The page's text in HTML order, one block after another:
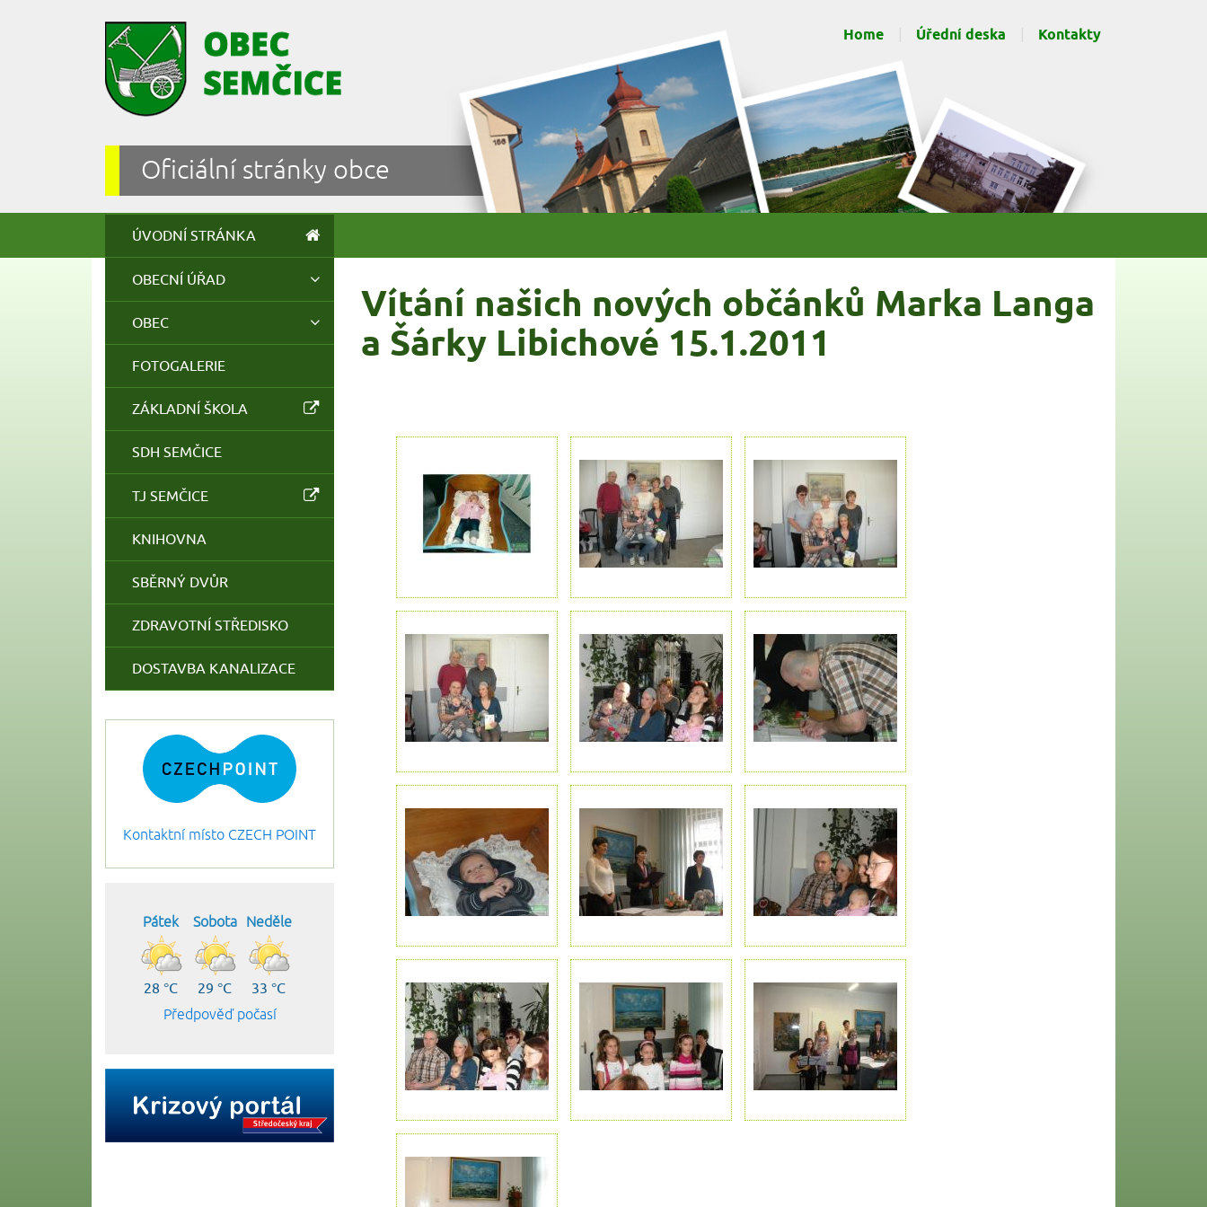
Oficiální stránky obce
Kontakty
Úřední deska
Home
ÚVODNÍ STRÁNKA
OBECNÍ ÚŘAD
OBEC
FOTOGALERIE
ZÁKLADNÍ ŠKOLA
SDH SEMČICE
TJ SEMČICE
KNIHOVNA
SBĚRNÝ DVŮR
ZDRAVOTNÍ STŘEDISKO
DOSTAVBA KANALIZACE
Kontaktní místo CZECH POINT
Pátek
28 °C
Sobota
29 °C
Neděle
33 °C
Předpověď počasí
Vítání našich nových občánků Marka Langa
a Šárky Libichové 15.1.2011